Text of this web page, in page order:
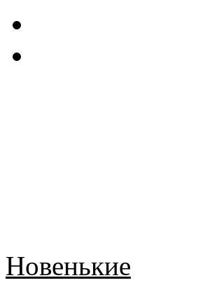
Новенькие